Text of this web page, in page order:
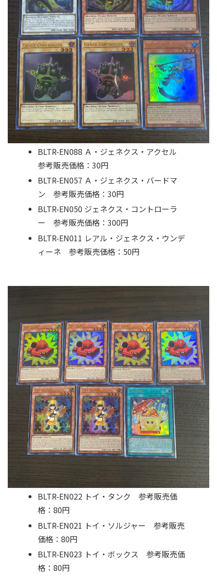
BLTR-EN088 Ａ・ジェネクス・アクセル
参考販売価格：30円
BLTR-EN057 Ａ・ジェネクス・バードマ
ン 参考販売価格：30円
BLTR-EN050 ジェネクス・コントローラ
ー 参考販売価格：300円
BLTR-EN011 レアル・ジェネクス・ウンデ
ィーネ 参考販売価格：50円
BLTR-EN022 トイ・タンク 参考販売価
格：80円
BLTR-EN021 トイ・ソルジャー 参考販売
価格：80円
BLTR-EN023 トイ・ボックス 参考販売価
格：80円